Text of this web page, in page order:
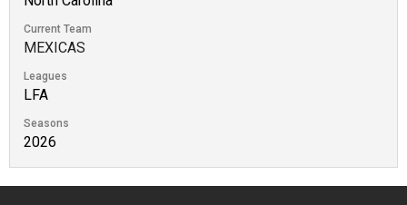
Current Team
MEXICAS
Leagues
LFA
Seasons
2026